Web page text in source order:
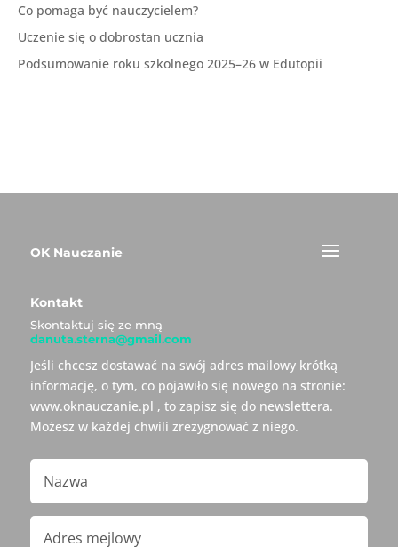
Co pomaga być nauczycielem?
Uczenie się o dobrostan ucznia
Podsumowanie roku szkolnego 2025–26 w Edutopii
OK Nauczanie
Kontakt
Skontaktuj się ze mną
danuta.sterna@gmail.com
Jeśli chcesz dostawać na swój adres mailowy krótką
informację, o tym, co pojawiło się nowego na stronie:
www.oknauczanie.pl , to zapisz się do newslettera.
Możesz w każdej chwili zrezygnować z niego.